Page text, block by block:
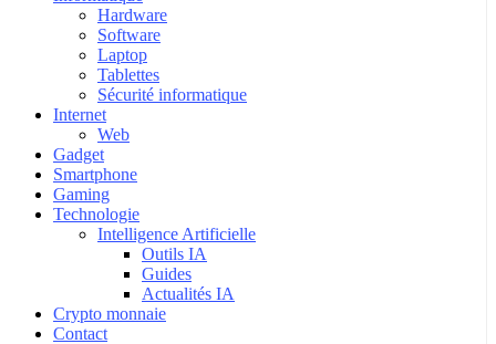
Hardware
Software
Laptop
Tablettes
Sécurité informatique
Internet
Web
Gadget
Smartphone
Gaming
Technologie
Intelligence Artificielle
Outils IA
Guides
Actualités IA
Crypto monnaie
Contact